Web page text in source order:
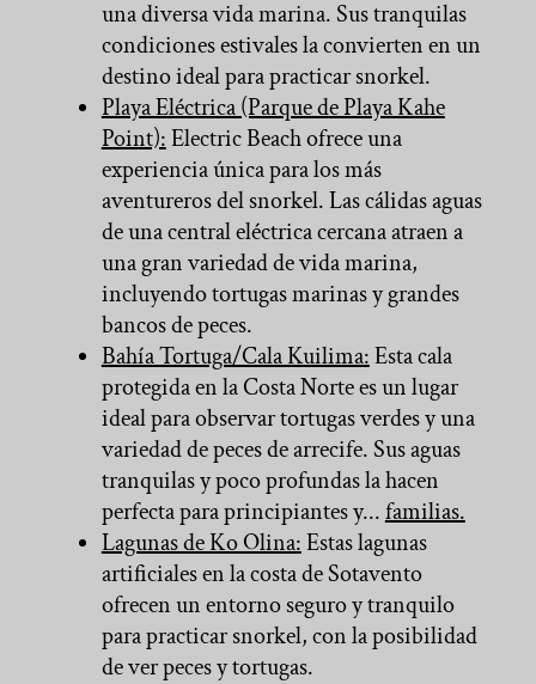
una diversa vida marina. Sus tranquilas
condiciones estivales la convierten en un
destino ideal para practicar snorkel.
Playa Eléctrica (Parque de Playa Kahe
Point):Electric Beach ofrece una
experiencia única para los más
aventureros del snorkel. Las cálidas aguas
de una central eléctrica cercana atraen a
una gran variedad de vida marina,
incluyendo tortugas marinas y grandes
bancos de peces.
Bahía Tortuga/Cala Kuilima:Esta cala
protegida en la Costa Norte es un lugar
ideal para observar tortugas verdes y una
variedad de peces de arrecife. Sus aguas
tranquilas y poco profundas la hacen
perfecta para principiantes y...familias.
Lagunas de Ko Olina:Estas lagunas
artificiales en la costa de Sotavento
ofrecen un entorno seguro y tranquilo
para practicar snorkel, con la posibilidad
de ver peces y tortugas.